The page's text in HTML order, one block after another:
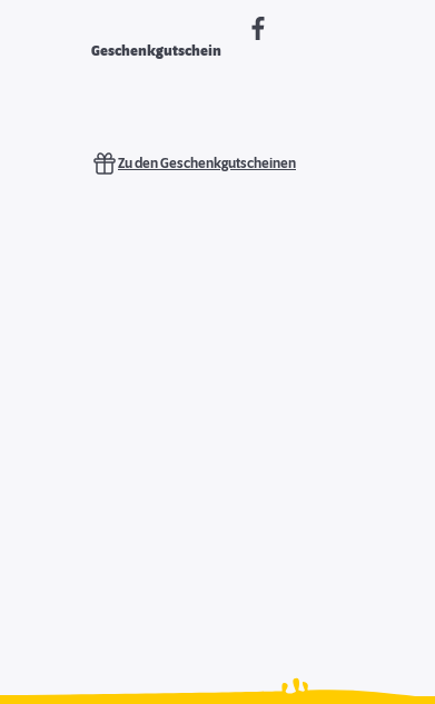
Geschenkgutschein
Zu den Geschenkgutscheinen